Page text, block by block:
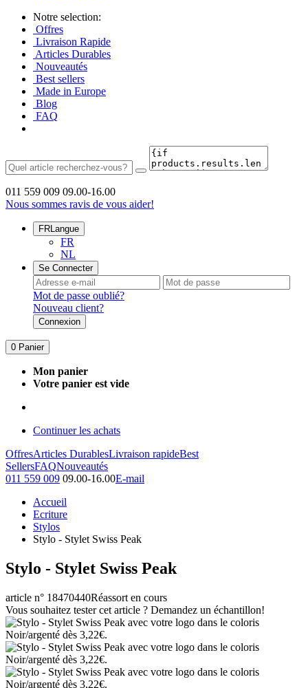
Notre selection:
Offres
Livraison Rapide
Articles Durables
Nouveautés
Best sellers
Made in Europe
Blog
FAQ
011 559 009 09.00-16.00
Nous sommes ravis de vous aider!
FRLangue
FR
NL
Se Connecter
Mot de passe oublié?
Nouveau client?
Connexion
0 Panier
Mon panier
Votre panier est vide
Continuer les achats
OffresArticles DurablesLivraison rapideBest
SellersFAQNouveautés
011 559 009 09.00-16.00E-mail
Accueil
Ecriture
Stylos
Stylo - Stylet Swiss Peak
Stylo - Stylet Swiss Peak
article n° 18470440Réassort en cours
Vous souhaitez tester cet article ? Demandez un échantillon!